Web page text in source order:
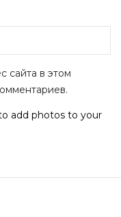
сайта в этом
add photos to your